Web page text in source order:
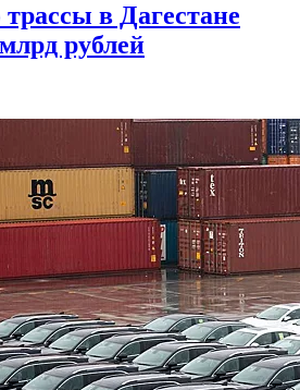
в Дагестане
рублей